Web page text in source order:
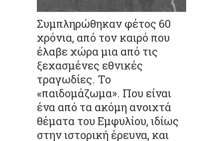
Συμπληρώθηκαν φέτος 60
χρόνια, από τον καιρό που
έλαβε χώρα μια από τις
ξεχασμένες εθνικές
τραγωδίες. Το
«παιδομάζωμα». Που είναι
ένα από τα ακόμη ανοιχτά
θέματα του Εμφυλίου, ιδίως
στην ιστορική έρευνα, και